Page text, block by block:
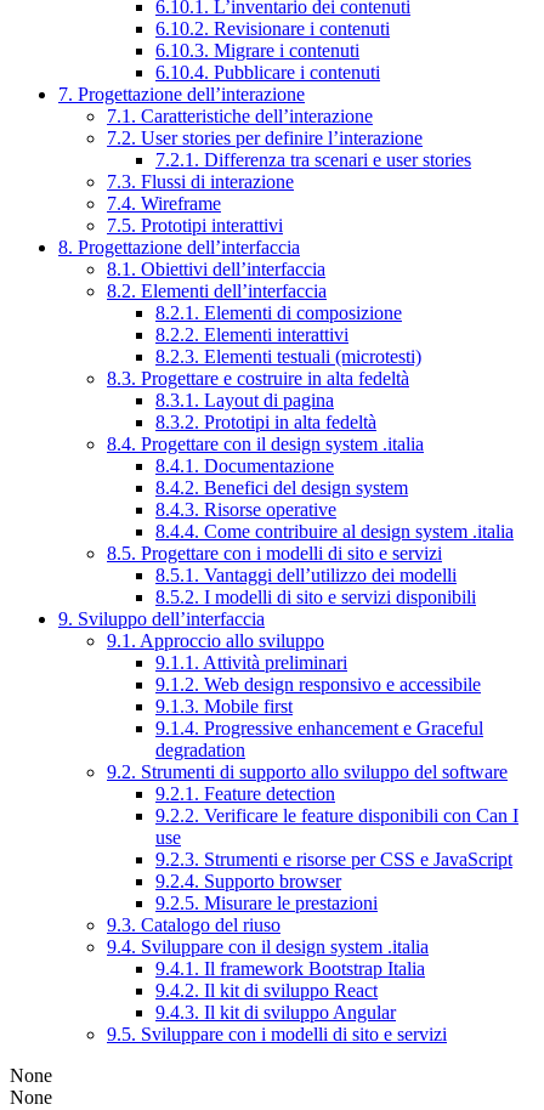
6.10.1. L’inventario dei contenuti
6.10.2. Revisionare i contenuti
6.10.3. Migrare i contenuti
6.10.4. Pubblicare i contenuti
7. Progettazione dell’interazione
7.1. Caratteristiche dell’interazione
7.2. User stories per definire l’interazione
7.2.1. Differenza tra scenari e user stories
7.3. Flussi di interazione
7.4. Wireframe
7.5. Prototipi interattivi
8. Progettazione dell’interfaccia
8.1. Obiettivi dell’interfaccia
8.2. Elementi dell’interfaccia
8.2.1. Elementi di composizione
8.2.2. Elementi interattivi
8.2.3. Elementi testuali (microtesti)
8.3. Progettare e costruire in alta fedeltà
8.3.1. Layout di pagina
8.3.2. Prototipi in alta fedeltà
8.4. Progettare con il design system .italia
8.4.1. Documentazione
8.4.2. Benefici del design system
8.4.3. Risorse operative
8.4.4. Come contribuire al design system .italia
8.5. Progettare con i modelli di sito e servizi
8.5.1. Vantaggi dell’utilizzo dei modelli
8.5.2. I modelli di sito e servizi disponibili
9. Sviluppo dell’interfaccia
9.1. Approccio allo sviluppo
9.1.1. Attività preliminari
9.1.2. Web design responsivo e accessibile
9.1.3. Mobile first
9.1.4. Progressive enhancement e Graceful
degradation
9.2. Strumenti di supporto allo sviluppo del software
9.2.1. Feature detection
9.2.2. Verificare le feature disponibili con Can I
use
9.2.3. Strumenti e risorse per CSS e JavaScript
9.2.4. Supporto browser
9.2.5. Misurare le prestazioni
9.3. Catalogo del riuso
9.4. Sviluppare con il design system .italia
9.4.1. Il framework Bootstrap Italia
9.4.2. Il kit di sviluppo React
9.4.3. Il kit di sviluppo Angular
9.5. Sviluppare con i modelli di sito e servizi
None
None